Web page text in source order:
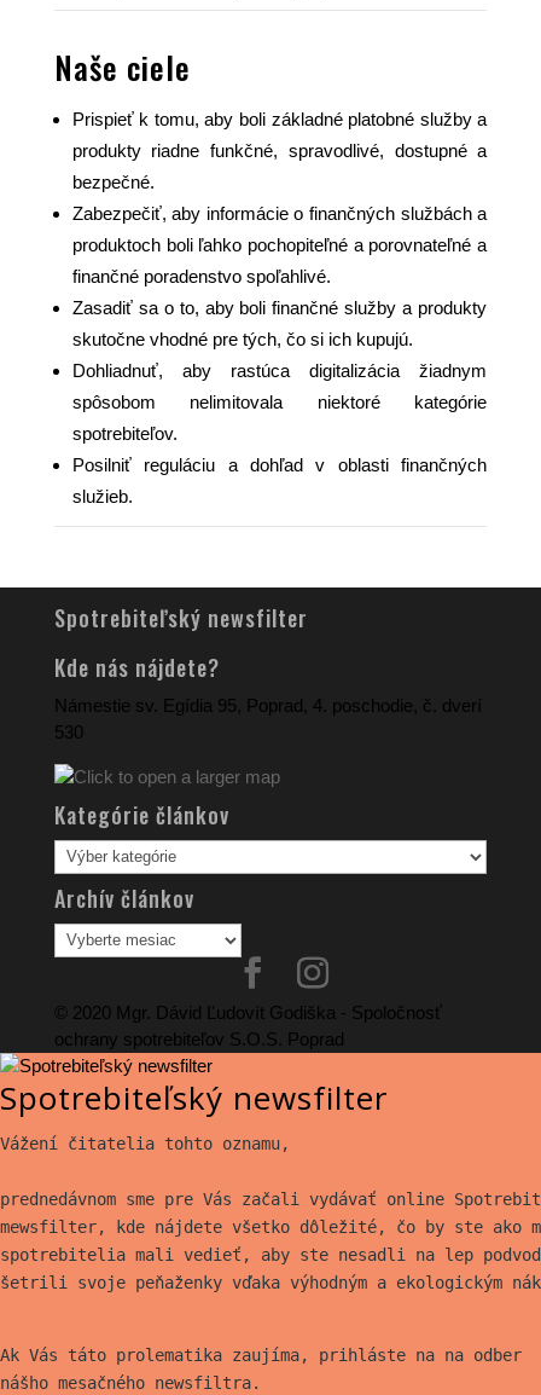
Naše ciele
Prispieť k tomu, aby boli základné platobné služby a
produkty riadne funkčné, spravodlivé, dostupné a
bezpečné.
Zabezpečiť, aby informácie o finančných službách a
produktoch boli ľahko pochopiteľné a porovnateľné a
finančné poradenstvo spoľahlivé.
Zasadiť sa o to, aby boli finančné služby a produkty
skutočne vhodné pre tých, čo si ich kupujú.
Dohliadnuť, aby rastúca digitalizácia žiadnym
spôsobom nelimitovala niektoré kategórie
spotrebiteľov.
Posilniť reguláciu a dohľad v oblasti finančných
služieb.
Spotrebiteľský newsfilter
Kde nás nájdete?
Námestie sv. Egídia 95, Poprad, 4. poschodie, č. dverí
530
Kategórie článkov
Kategórie
článkov
Archív článkov
Archív
článkov
© 2020 Mgr. Dávid Ľudovít Godiška - Spoločnosť
ochrany spotrebiteľov S.O.S. Poprad
Spotrebiteľský newsfilter
Vážení čitatelia tohto oznamu,
prednedávnom sme pre Vás začali vydávať online
mewsfilter, kde nájdete všetko dôležité, čo by ste ako
spotrebitelia mali vedieť, aby ste nesadli na lep
šetrili svoje peňaženky vďaka výhodným a ekologickým
Ak Vás táto prolematika zaujíma, prihláste na na odber
nášho mesačného newsfiltra.